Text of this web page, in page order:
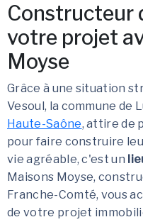
Constructeur
votre projet
Moyse
Grâce à une situation
Vesoul, la commune de
Haute-Saône, attire de
pour faire construire
vie agréable, c'est un
Maisons Moyse,
Franche-Comté, vous
de votre projet